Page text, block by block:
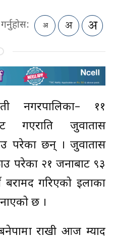
नगरपालिका– ११
गएराति जुवातास
परेका छन् । जुवातास
परेका २१ जनाबाट ९३
गरिएको इलाका
छ ।
राखी आज म्याद